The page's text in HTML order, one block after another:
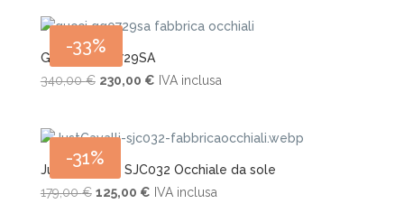
era:
159,00 €.
è:
120,00 €.
-33%
Gucci – GG0729SA
340,00€ Il
era:
340,00 €.
230,00 €Il
è:
230,00 €.
IVA inclusa
-31%
Just Cavalli – SJC032 Occhiale da sole
179,00€ Il
125,00 €IlIVA inclusa